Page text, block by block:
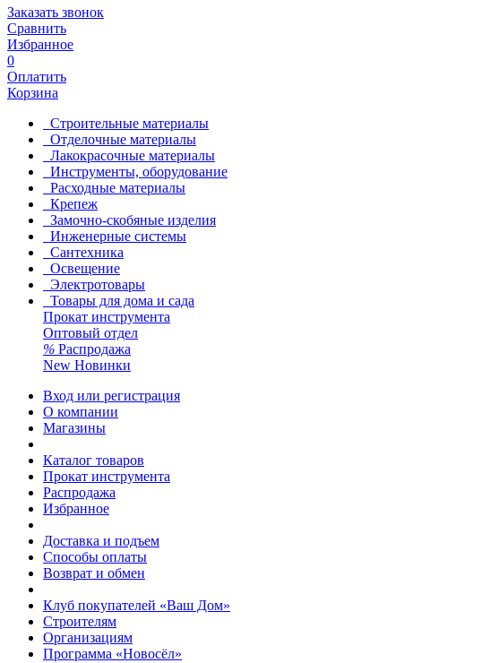
Заказать звонок
Сравнить
Избранное
0
Оплатить
Корзина
Строительные материалы
Отделочные материалы
Лакокрасочные материалы
Инструменты, оборудование
Расходные материалы
Крепеж
Замочно-скобяные изделия
Инженерные системы
Сантехника
Освещение
Электротовары
Товары для дома и сада
Прокат инструмента
Оптовый отдел
% Распродажа
New Новинки
Вход или регистрация
О компании
Магазины
Каталог товаров
Прокат инструмента
Распродажа
Избранное
Доставка и подъем
Способы оплаты
Возврат и обмен
Клуб покупателей «Ваш Дом»
Строителям
Организациям
Программа «Новосёл»